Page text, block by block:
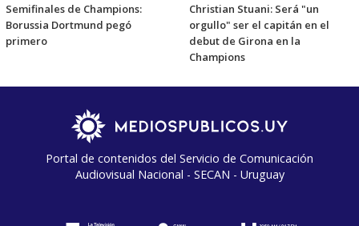
Semifinales de Champions:
Borussia Dortmund pegó
primero
Christian Stuani: Será "un
orgullo" ser el capitán en el
debut de Girona en la
Champions
Portal de contenidos del Servicio de Comunicación
Audiovisual Nacional - SECAN - Uruguay